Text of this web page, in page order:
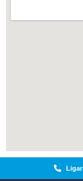
Ligar